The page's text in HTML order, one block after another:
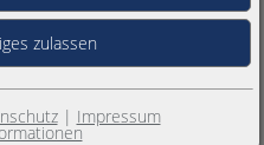
| Impressum